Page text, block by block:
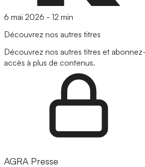
6 mai 2026 - 12 min
Découvrez nos autres titres
Découvrez nos autres titres et
accès à plus de contenus.
AGRA Presse